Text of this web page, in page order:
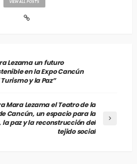
VIEW ALL POSTS
Lezama un futuro
en la Expo Cancún
y la Paz”
Mara Lezama el Teatro de la
Cancún, un espacio para la
paz y la reconstrucción del
tejido social